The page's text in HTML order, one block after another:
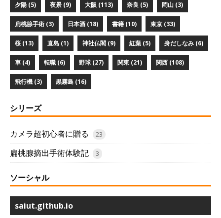
夕陽 (5) 夜景 (9) 大阪 (113) 奈良 (5) 岡山 (3)
扁桃腺手術 (3) 日本酒 (18) 書籍 (10) 東京 (33)
桜 (13) 直島 (1) 神社仏閣 (9) 紅葉 (5) 身だしなみ (6)
車 (4) 転職 (6) 野球 (27) 関東 (21) 関西 (108)
飛行機 (3) 黒霧島 (16)
シリーズ
カメラ超初心者に贈る 23
扁桃腺摘出手術体験記 3
ソーシャル
saiut.github.io